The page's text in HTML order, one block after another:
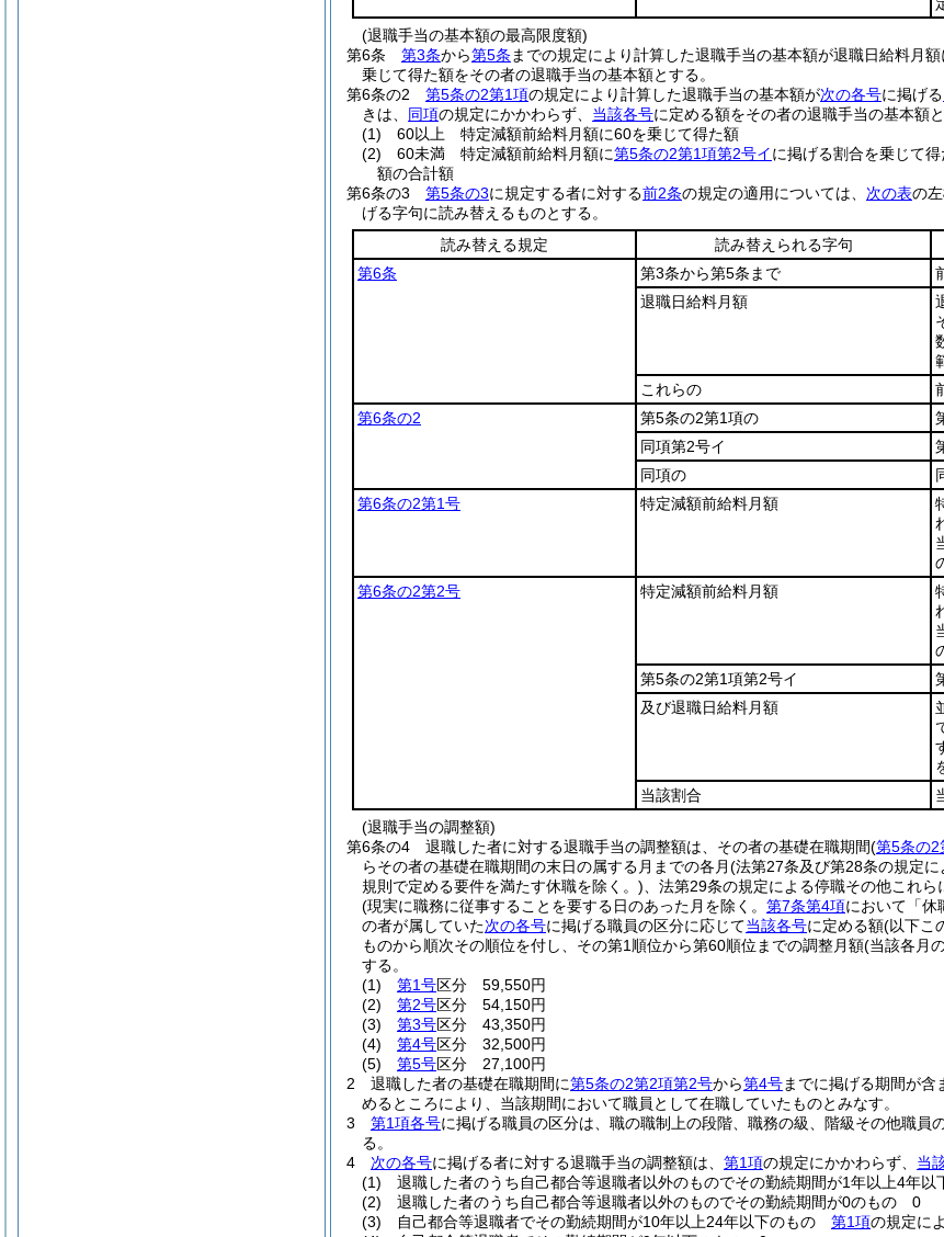
(退職手当の基本額の最高限度額)
第6条
第3条から第5条 までの規定により計算した退職手当の基本額が退職日給料月
乗じて得た額をその者の退職手当の基本額とする。
第6条の2
第5条の2第1項の規定により計算した退職手当の基本額が次の各号に掲げる
きは、 同項の規定にかかわらず、 当該各号に定める額をその者の退職手当の基本額と
(1)
60以上 特定減額前給料月額に60を乗じて得た額
(2)
60未満 特定減額前給料月額に第5条の2第1項第2号イに掲げる割合を乗じて
額の合計額
第6条の3
第5条の3に規定する者に対する前2条の規定の適用については、 次の表の
げる字句に読み替えるものとする。
読み替える規定
読み替えられる字句
第6条
第3条から第5条まで
退職日給料月額
これらの
第6条の2
第5条の2第1項の
同項第2号イ
同項の
第6条の2第1号
特定減額前給料月額
第6条の2第2号
特定減額前給料月額
第5条の2第1項第2号イ
及び退職日給料月額
当該割合
(退職手当の調整額)
第6条の4
退職した者に対する退職手当の調整額は、その者の基礎在職期間(第5条の2
らその者の基礎在職期間の末日の属する月までの各月(法第27条及び第28条の規定に
規則で定める要件を満たす休職を除く。) 、法第29条の規定による停職その他これ
(現実に職務に従事することを要する日のあった月を除く。 第7条第4項において「休
の者が属していた次の各号に掲げる職員の区分に応じて当該各号に定める額(以下こ
ものから順次その順位を付し、その第1順位から第60順位までの調整月額(当該各月
する。
(1)
第1号区分 59,550円
(2)
第2号区分 54,150円
(3)
第3号区分 43,350円
(4)
第4号区分 32,500円
(5)
第5号区分 27,100円
2
退職した者の基礎在職期間に第5条の2第2項第2号から第4号までに掲げる期間が含
めるところにより、当該期間において職員として在職していたものとみなす。
3
第1項各号に掲げる職員の区分は、職の職制上の段階、職務の級、階級その他職
る。
4
次の各号に掲げる者に対する退職手当の調整額は、 第1項の規定にかかわらず、 当
(1)
退職した者のうち自己都合等退職者以外のものでその勤続期間が1年以上4年
(2)
退職した者のうち自己都合等退職者以外のものでその勤続期間が0のもの 0
(3)
自己都合等退職者でその勤続期間が10年以上24年以下のもの 第1項の規定に